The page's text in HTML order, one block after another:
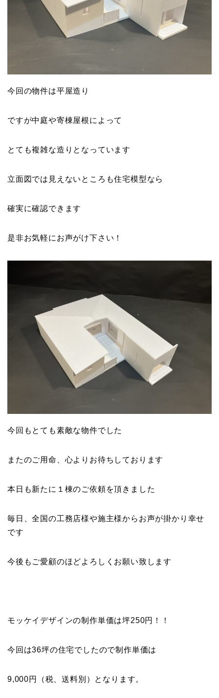
今回の物件は平屋造り
ですが中庭や寄棟屋根によって
とても複雑な造りとなっています
立面図では見えないところも住宅模型なら
確実に確認できます
是非お気軽にお声がけ下さい！
今回もとても素敵な物件でした
またのご用命、心よりお待ちしております
本日も新たに１棟のご依頼を頂きました
毎日、全国の工務店様や施主様からお声が掛かり幸せ
です
今後もご愛顧のほどよろしくお願い致します
モッケイデザインの制作単価は坪250円！！
今回は36坪の住宅でしたので制作単価は
9,000円（税、送料別）となります。